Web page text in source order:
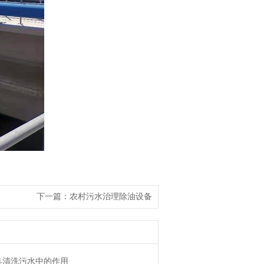
下一篇： 农村污水治理除油设备
洗污水中的作用